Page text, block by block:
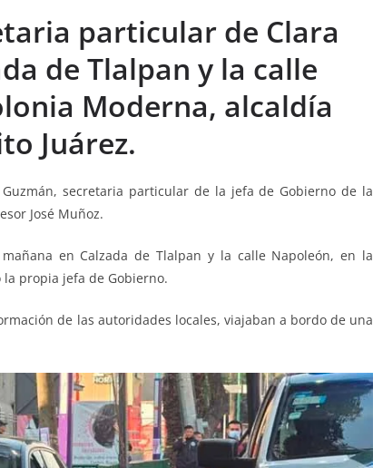
particular de Clara
de Tlalpan y la calle
Moderna, alcaldía
Juárez.
secretaria particular de la jefa de Gobierno de la
José Muñoz.
en Calzada de Tlalpan y la calle Napoleón, en la
propia jefa de Gobierno.
de las autoridades locales, viajaban a bordo de una